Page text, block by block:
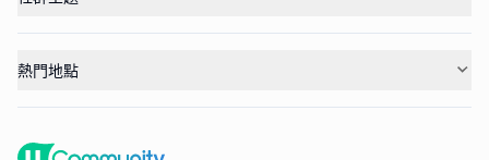
熱門地點